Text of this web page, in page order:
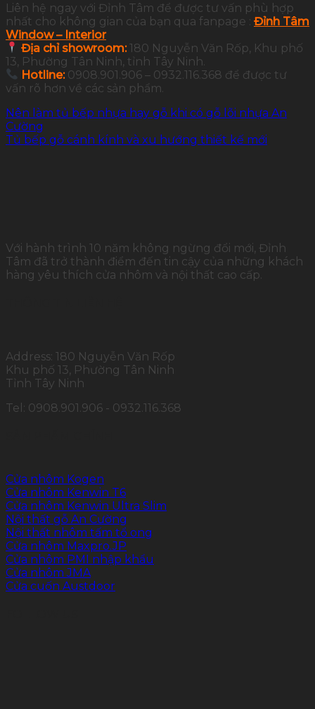
Liên hệ ngay với Đỉnh Tâm để được tư vấn phù hợp
nhất cho không gian của bạn qua fanpage : Đỉnh Tâm
Window – Interior
Địa chỉ showroom:180 Nguyễn Văn Rốp, Khu phố
13, Phường Tân Ninh, tỉnh Tây Ninh.
Hotline: 0908.901.906 – 0932.116.368 để được tư
vấn rõ hơn về các sản phẩm.
Nên làm tủ bếp nhựa hay gỗ khi có gỗ lõi nhựa An
Cường
Tủ bếp gỗ cánh kính và xu hướng thiết kế mới
Với hành trình 10 năm không ngừng đổi mới, Đỉnh
Tâm đã trở thành điểm đến tin cậy của những khách
hàng yêu thích cửa nhôm và nội thất cao cấp.
Address: 180 Nguyễn Văn Rốp
Khu phố 13, Phường Tân Ninh
Tỉnh Tây Ninh
Tel: 0908.901.906 - 0932.116.368
Cửa nhôm Kogen
Cửa nhôm Kenwin T6
Cửa nhôm Kenwin Ultra Slim
Nội thất gỗ An Cường
Nội thất nhôm tấm tổ ong
Cửa nhôm Maxpro.JP
Cửa nhôm PMI nhập khẩu
Cửa nhôm JMA
Cửa cuốn Austdoor